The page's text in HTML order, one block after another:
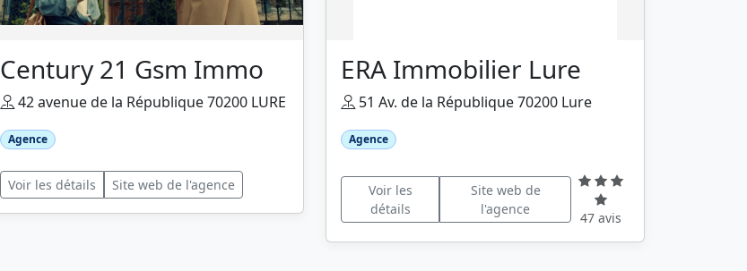
Century 21 Gsm Immo
42 avenue de la République 70200 LURE
Agence
Voir les détails Site web de l'agence
ERA Immobilier Lure
51 Av. de la République 70200 Lure
Agence
Voir les
détails
Site web de
l'agence
47 avis